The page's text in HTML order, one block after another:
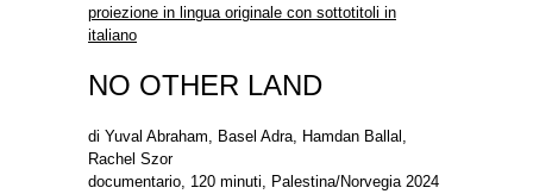
proiezione in lingua originale con sottotitoli in
italiano
NO OTHER LAND
di Yuval Abraham, Basel Adra, Hamdan Ballal,
Rachel Szor
documentario, 120 minuti, Palestina/Norvegia 2024